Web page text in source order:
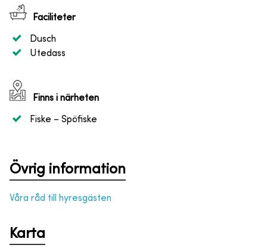
Faciliteter
Dusch
Utedass
Finns i närheten
Fiske – Spöfiske
Övrig information
Våra råd till hyresgästen
Karta